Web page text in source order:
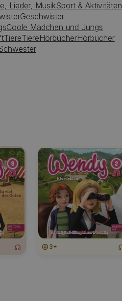
Lieder, MusikSport & Aktivitäten
Geschwister
Coole Mädchen und Jungs
TiereTiereHörbücherHörbücher
3+